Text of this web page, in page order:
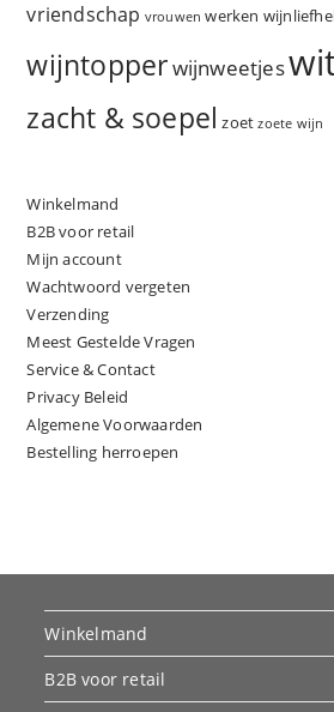
vriendschap vrouwen werken
wijntopperwijnweetjes
zacht & soepel zoet zoete wijn
Winkelmand
B2B voor retail
Mijn account
Wachtwoord vergeten
Verzending
Meest Gestelde Vragen
Service & Contact
Privacy Beleid
Algemene Voorwaarden
Bestelling herroepen
Winkelmand
B2B voor retail